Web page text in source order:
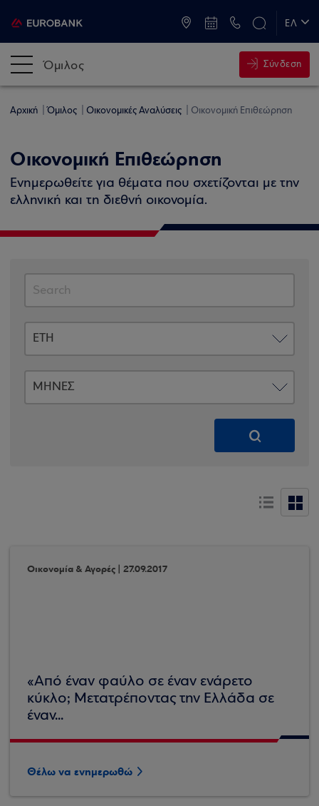
ΕΛ
Όμιλος Σύνδεση
Αρχική Όμιλος Οικονομικές Αναλύσεις Οικονομική Επιθεώρηση
Οικονομική Επιθεώρηση
Ενημερωθείτε για θέματα που σχετίζονται με την
ελληνική και τη διεθνή οικονομία.
Οικονομία & Αγορές | 27.09.2017
«Από έναν φαύλο σε έναν ενάρετο
κύκλο; Μετατρέποντας την Ελλάδα σε
έναν...
Θέλω να ενημερωθώ